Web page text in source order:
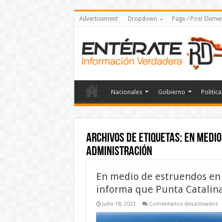
Advertisement Dropdown Page / Post
Nacionales Gobierno Politica
Archivos de etiquetas: En
Administración
En medio de estruendos
informa que Punta
julio 18, 2023 Comentarios desactivadosen